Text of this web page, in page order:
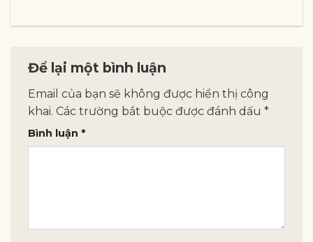
Để lại một bình luận
Email của bạn sẽ không được hiển thị công
khai. Các trường bắt buộc được đánh dấu *
Bình luận *